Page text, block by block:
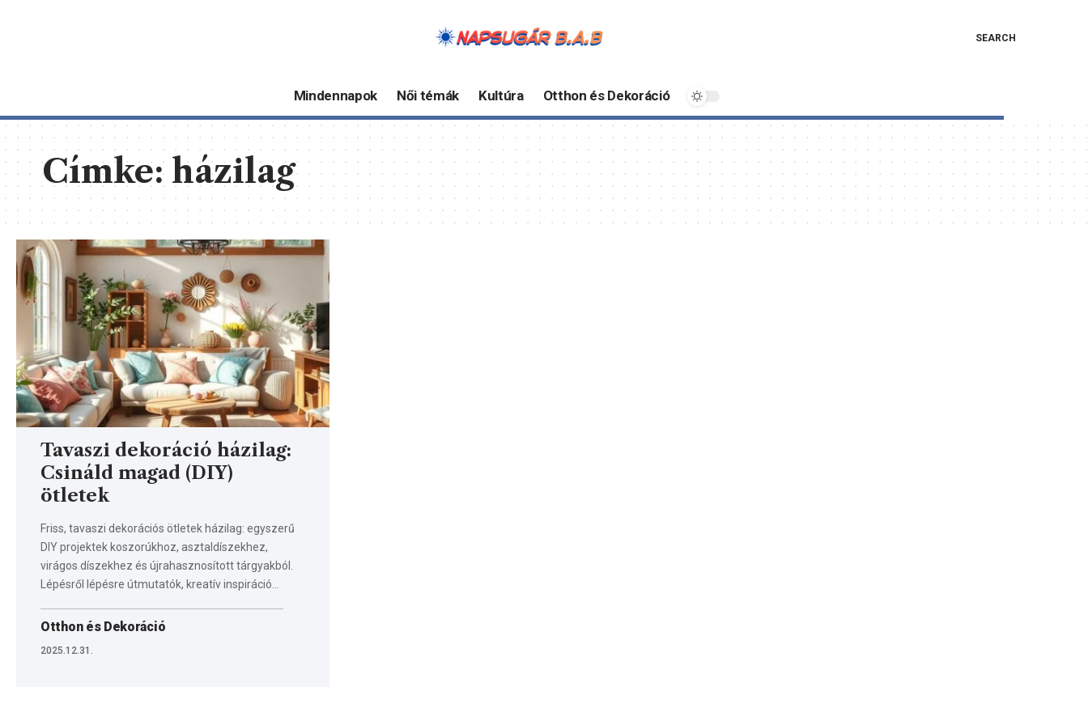
SEARCH
Mindennapok Női témák Kultúra Otthon és Dekoráció
Címke: házilag
Tavaszi dekoráció házilag:
Csináld magad (DIY)
ötletek
Friss, tavaszi dekorációs ötletek házilag: egyszerű
DIY projektek koszorúkhoz, asztaldíszekhez,
virágos díszekhez és újrahasznosított tárgyakból.
Lépésről lépésre útmutatók, kreatív inspiráció…
Otthon és Dekoráció
2025.12.31.